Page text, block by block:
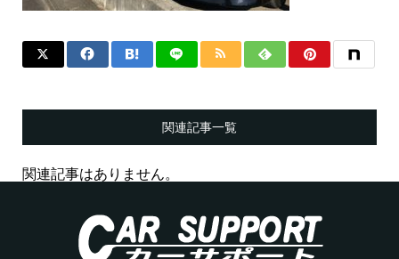
関連記事一覧
関連記事はありません。